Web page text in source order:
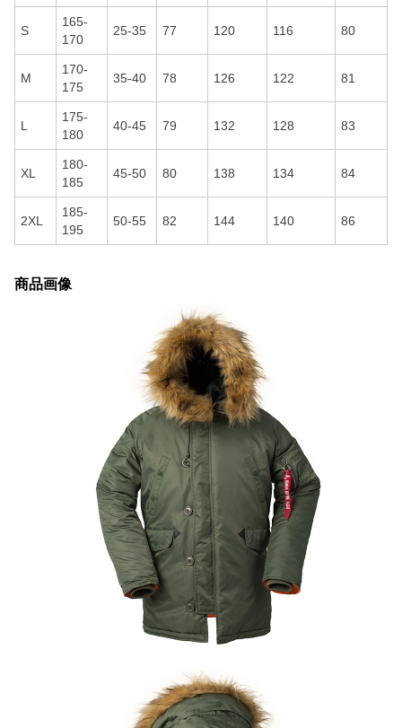
S
165-
170
25-35 77 120 116 80
M
170-
175
35-40 78 126 122 81
L
175-
180
40-45 79 132 128 83
XL
180-
185
45-50 80 138 134 84
2XL
185-
195
50-55 82 144 140 86
商品画像